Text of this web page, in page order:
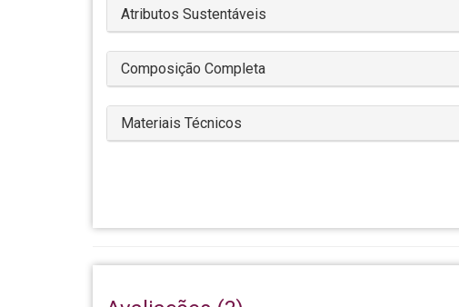
Atributos Sustentáveis
Composição Completa
Materiais Técnicos